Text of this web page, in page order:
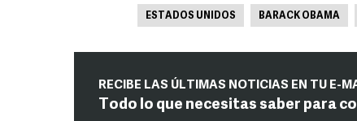
ESTADOS UNIDOS BARACK OBAMA
RECIBE LAS ÚLTIMAS NOTICIAS EN TU E-
Todo lo que necesitas saber para